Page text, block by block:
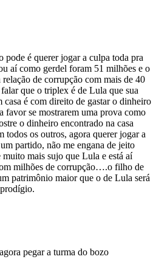
pode é querer jogar a culpa toda pra
aí como gerdel foram 51 milhões e o
de corrupção com mais de 40
que o triplex é de Lula que sua
casa é com direito de gastar o dinheiro
se mostrarem uma prova como
o dinheiro encontrado na casa
todos os outros, agora querer jogar a
partido, não me engana de jeito
mais sujo que Lula e está aí
milhões de corrupção….o filho de
patrimônio maior que o de Lula será
pegar a turma do bozo